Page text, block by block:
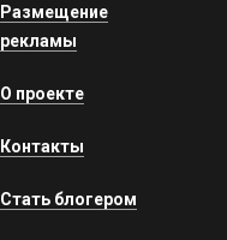
Размещение
рекламы
О проекте
Контакты
Стать блогером